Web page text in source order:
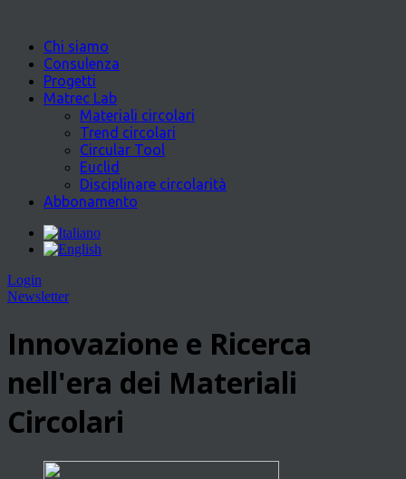
Chi siamo
Consulenza
Progetti
Matrec Lab
Materiali circolari
Trend circolari
Circular Tool
Euclid
Disciplinare circolarità
Abbonamento
Login
Newsletter
Innovazione e Ricerca
nell'era dei Materiali
Circolari